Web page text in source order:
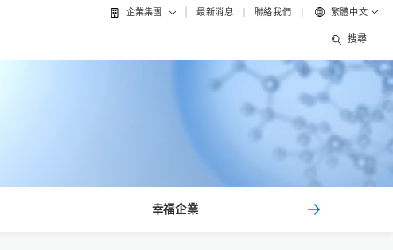
企業集團 最新消息 聯絡我們 繁體中文
搜尋
幸福企業